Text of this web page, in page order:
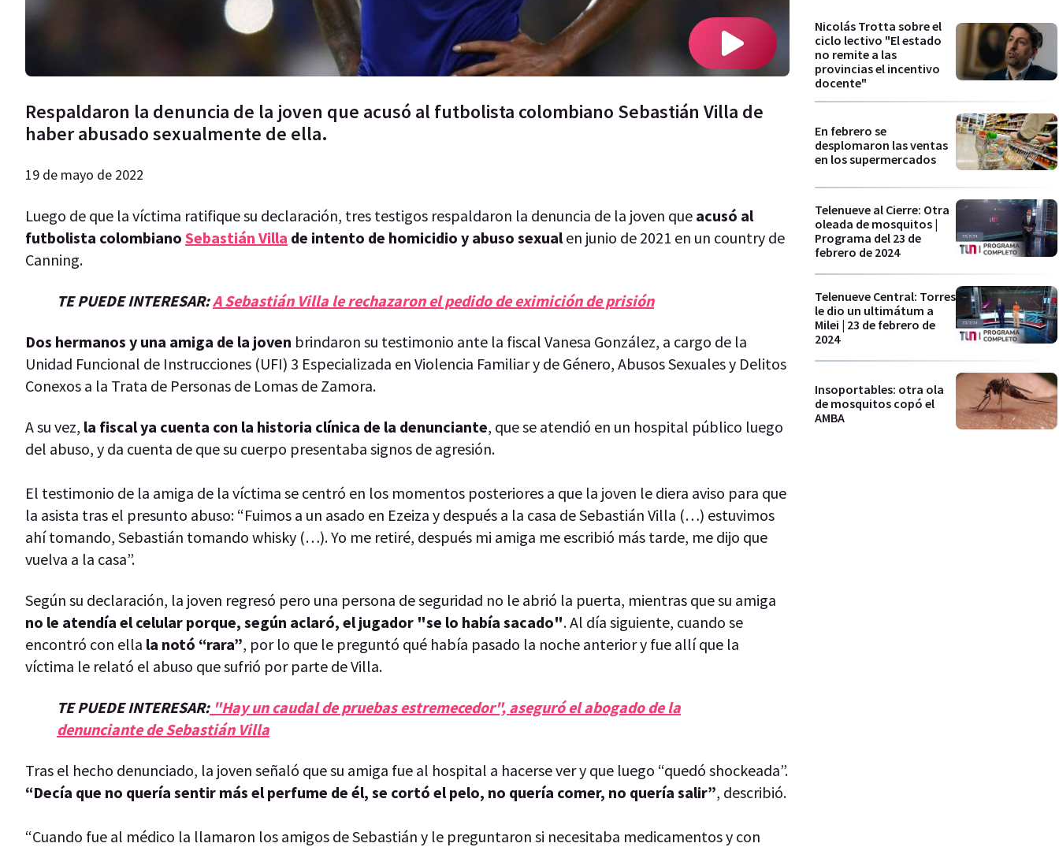
Respaldaron la denuncia de la joven que acusó al futbolista colombiano Sebastián Villa de
haber abusado sexualmente de ella.
19 de mayo de 2022
Luego de que la víctima ratifique su declaración, tres testigos respaldaron la denuncia de la joven que acusó al
futbolista colombiano Sebastián Villa de intento de homicidio y abuso sexual en junio de 2021 en un country de
Canning.
TE PUEDE INTERESAR:A Sebastián Villa le rechazaron el pedido de eximición de prisión
Dos hermanos y una amiga de la joven brindaron su testimonio ante la fiscal Vanesa González, a cargo de la
Unidad Funcional de Instrucciones (UFI) 3 Especializada en Violencia Familiar y de Género, Abusos Sexuales y Delitos
Conexos a la Trata de Personas de Lomas de Zamora.
A su vez, la fiscal ya cuenta con la historia clínica de la denunciante, que se atendió en un hospital público luego
del abuso, y da cuenta de que su cuerpo presentaba signos de agresión.
El testimonio de la amiga de la víctima se centró en los momentos posteriores a que la joven le diera aviso para que
la asista tras el presunto abuso: “Fuimos a un asado en Ezeiza y después a la casa de Sebastián Villa (…) estuvimos
ahí tomando, Sebastián tomando whisky (…). Yo me retiré, después mi amiga me escribió más tarde, me dijo que
vuelva a la casa”.
Según su declaración, la joven regresó pero una persona de seguridad no le abrió la puerta, mientras que su amiga
no le atendía el celular porque, según aclaró, el jugador "se lo había sacado". Al día siguiente, cuando se
encontró con ella la notó “rara”, por lo que le preguntó qué había pasado la noche anterior y fue allí que la
víctima le relató el abuso que sufrió por parte de Villa.
TE PUEDE INTERESAR:"Hay un caudal de pruebas estremecedor", aseguró el abogado de la
denunciante de Sebastián Villa
Tras el hecho denunciado, la joven señaló que su amiga fue al hospital a hacerse ver y que luego “quedó shockeada”.
“Decía que no quería sentir más el perfume de él, se cortó el pelo, no quería comer, no quería salir”, describió.
“Cuando fue al médico la llamaron los amigos de Sebastián y le preguntaron si necesitaba medicamentos y con
Nicolás Trotta sobre el
ciclo lectivo "El estado
no remite a las
provincias el incentivo
docente"
En febrero se
desplomaron las ventas
en los supermercados
Telenueve al Cierre: Otra
oleada de mosquitos |
Programa del 23 de
febrero de 2024
Telenueve Central: Torres
le dio un ultimátum a
Milei | 23 de febrero de
2024
Insoportables: otra ola
de mosquitos copó el
AMBA